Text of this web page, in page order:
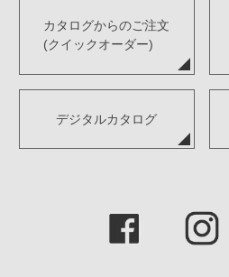
カタログからのご注文
(クイックオーダー)
デジタルカタログ